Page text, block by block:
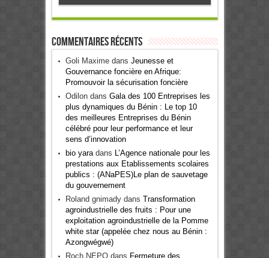
Commentaires récents
Goli Maximedans Jeunesse et
Gouvernance foncière en Afrique:
Promouvoir la sécurisation foncière
Odilondans Gala des 100 Entreprises les
plus dynamiques du Bénin : Le top 10
des meilleures Entreprises du Bénin
célébré pour leur performance et leur
sens d’innovation
bio yaradans L’Agence nationale pour les
prestations aux Etablissements scolaires
publics : (ANaPES)Le plan de sauvetage
du gouvernement
Roland gnimadydans Transformation
agroindustrielle des fruits : Pour une
exploitation agroindustrielle de la Pomme
white star (appelée chez nous au Bénin :
Azongwégwé)
Roch NEPOdans Fermeture des